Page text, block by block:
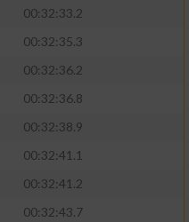
00:32:33.2
00:32:35.3
00:32:36.2
00:32:36.8
00:32:38.9
00:32:41.1
00:32:41.2
00:32:43.7
Statistiken
aus
Angebote